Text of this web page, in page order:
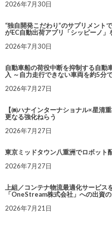
2026年7月30日
“独自開発こだわり”のサプリメント
がEC自動出荷アプリ「シッピーノ」
2026年7月30日
自動車船の荷役中断を抑制する自動
入 ～自力走行できない車両を約5分
2026年7月27日
【㈱ハナインターナショナル×星清
更なる強化ねらう
2026年7月27日
東京ミッドタウン八重洲でロボット
2026年7月27日
上組／コンテナ物流最適化サービス
「OneStream株式会社」への出資
2026年7月21日